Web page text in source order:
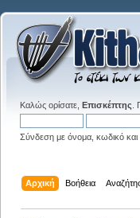
Καλώς ορίσατε, Επισκέπτης
Σύνδεση με όνομα, κωδικό και
Αρχική Βοήθεια